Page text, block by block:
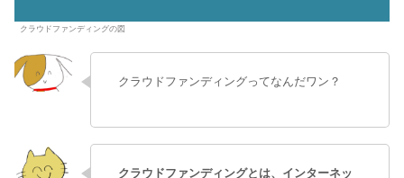
クラウドファンディングの図
クラウドファンディングってなんだワン？
クラウドファンディングとは、インターネッ